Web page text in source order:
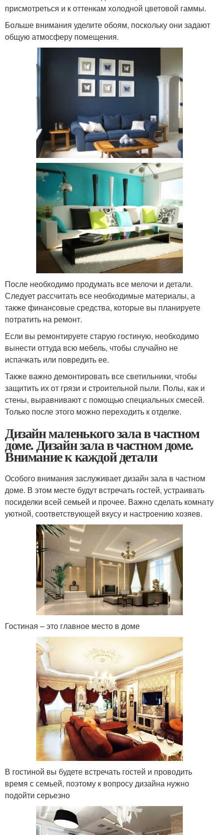
присмотреться и к оттенкам холодной цветовой гаммы.
Больше внимания уделите обоям, поскольку они задают
общую атмосферу помещения.
После необходимо продумать все мелочи и детали.
Следует рассчитать все необходимые материалы, а
также финансовые средства, которые вы планируете
потратить на ремонт.
Если вы ремонтируете старую гостиную, необходимо
вынести оттуда всю мебель, чтобы случайно не
испачкать или повредить ее.
Также важно демонтировать все светильники, чтобы
защитить их от грязи и строительной пыли. Полы, как и
стены, выравнивают с помощью специальных смесей.
Только после этого можно переходить к отделке.
Дизайн маленького зала в частном
доме. Дизайн зала в частном доме.
Внимание к каждой детали
Особого внимания заслуживает дизайн зала в частном
доме. В этом месте будут встречать гостей, устраивать
посиделки всей семьей и прочее. Важно сделать комнату
уютной, соответствующей вкусу и настроению хозяев.
Гостиная – это главное место в доме
В гостиной вы будете встречать гостей и проводить
время с семьей, поэтому к вопросу дизайна нужно
подойти серьезно